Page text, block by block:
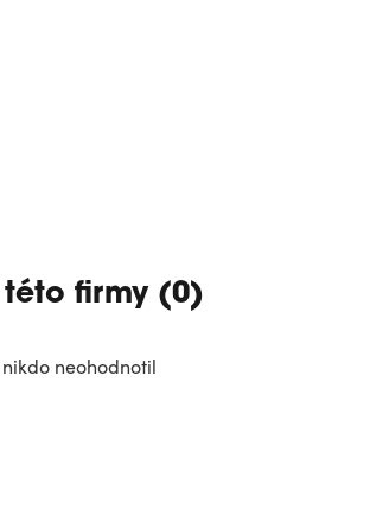
firmy (0)
neohodnotil